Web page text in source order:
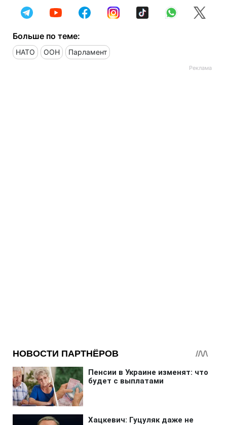
Больше по теме:
НАТО ООН Парламент